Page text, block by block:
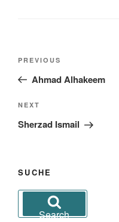
Previous
Post
PREVIOUS
Ahmad Alhakeem
Next
Post
NEXT
Sherzad Ismail
SUCHE
Search
Search